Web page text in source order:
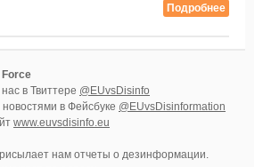
Подробнее
в Твиттере @EUvsDisinfo
в Фейсбуке @EUvsDisinformation
www.euvsdisinfo.eu
нам отчеты о дезинформации.